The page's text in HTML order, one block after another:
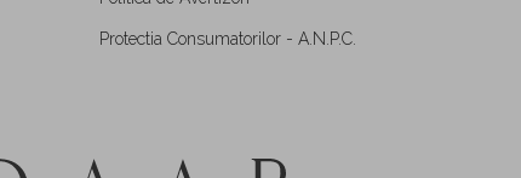
Protectia Consumatorilor - A.N.P.C.